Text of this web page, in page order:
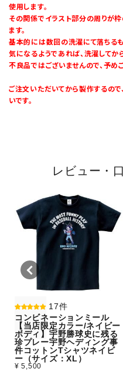
使用します。
その関係でイラスト部分の周りが
ます。
基本的には数回の洗濯にて落ちるも
気になるようであれば、洗濯してか
不良品ではございませんので、予め
ご注文いただいてから製作するの
いです。
レビュー・
17件
コンビネーションミール
【当店限定カラー/ネイビー
ボディ】宇野勝球史に残る
珍プレー宇野ヘディング事
件コットンTシャツネイビ
ー（サイズ：XL）
¥ 5,500